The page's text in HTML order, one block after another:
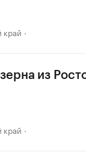
край
из
край